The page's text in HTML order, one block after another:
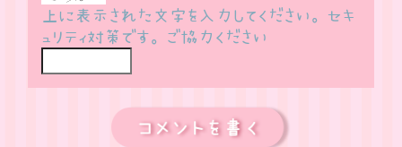
上に表示された文字を入力してください。